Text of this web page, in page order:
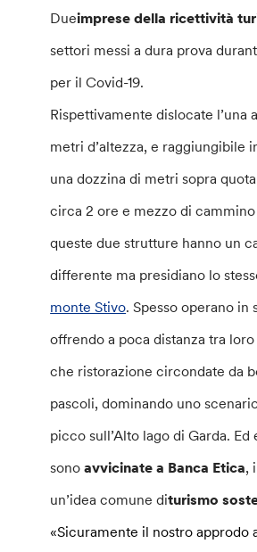
Dueimprese della ricettività
settori messi a dura prova
per il Covid-19.
Rispettivamente dislocate l’una
metri d’altezza, e raggiungibile
una dozzina di metri sopra
circa 2 ore e mezzo di
queste due strutture hanno un
differente ma presidiano lo
monte Stivo. Spesso operano in
offrendo a poca distanza tra loro
che ristorazione circondate da
pascoli, dominando uno
picco sull’Alto lago di Garda. Ed
sonoavvicinate a Banca Etica,
un’idea comune diturismo
«Sicuramente il nostro approdo